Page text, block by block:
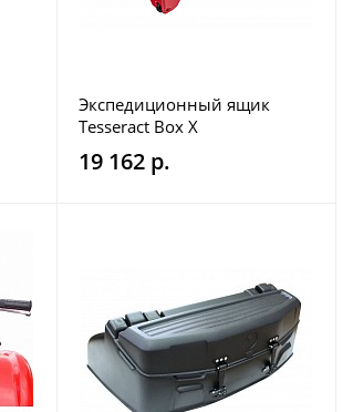
Экспедиционный ящик
Tesseract Box X
19 162 р.